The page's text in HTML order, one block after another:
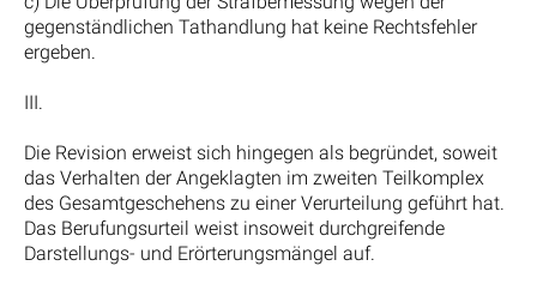
gegenständlichen Tathandlung hat keine Rechtsfehler
ergeben.
III.
Die Revision erweist sich hingegen als begründet, soweit
das Verhalten der Angeklagten im zweiten Teilkomplex
des Gesamtgeschehens zu einer Verurteilung geführt hat.
Das Berufungsurteil weist insoweit durchgreifende
Darstellungs- und Erörterungsmängel auf.